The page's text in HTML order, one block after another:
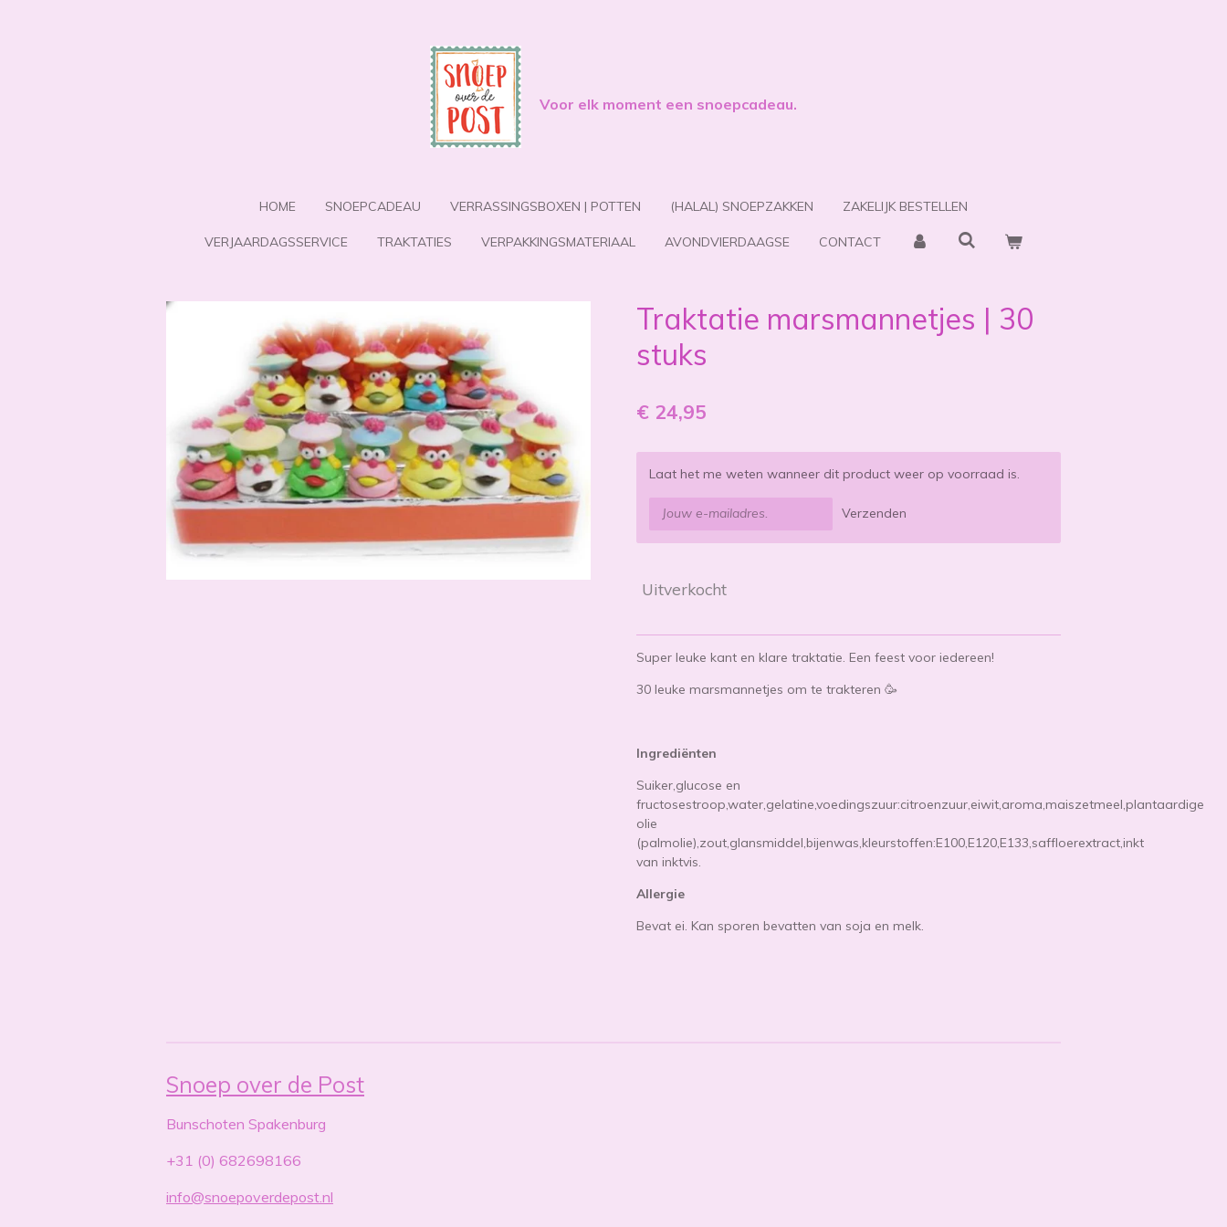
Voor elk moment een snoepcadeau.
HOME SNOEPCADEAU VERRASSINGSBOXEN | POTTEN (HALAL) SNOEPZAKKEN ZAKELIJK BESTELLEN
VERJAARDAGSSERVICE TRAKTATIES VERPAKKINGSMATERIAAL AVONDVIERDAAGSE CONTACT
Traktatie marsmannetjes | 30
stuks
€ 24,95
Laat het me weten wanneer dit product weer op voorraad is.
Verzenden
Uitverkocht
Super leuke kant en klare traktatie. Een feest voor iedereen!
30 leuke marsmannetjes om te trakteren 🥳
Ingrediënten
Suiker,glucose en
fructosestroop,water,gelatine,voedingszuur:citroenzuur,eiwit,aroma,maiszetmeel,plantaardige
olie
(palmolie),zout,glansmiddel,bijenwas,kleurstoffen:E100,E120,E133,saffloerextract,inkt
van inktvis.
Allergie
Bevat ei. Kan sporen bevatten van soja en melk.
Snoep over de Post
Bunschoten Spakenburg
+31 (0) 682698166
info@snoepoverdepost.nl